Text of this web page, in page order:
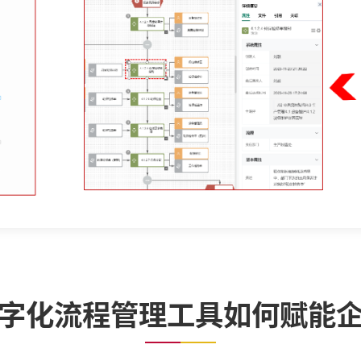
化流程管理工具如何赋能